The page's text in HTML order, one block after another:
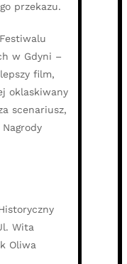
przekazu.
w Gdyni –
film,
oklaskiwany
scenariusz,
Wita
Oliwa